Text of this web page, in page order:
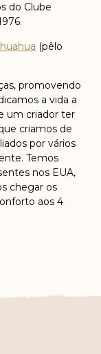
do Clube
(pêlo
promovendo
a vida a
um criador ter
criamos de
por vários
Temos
nos EUA,
chegar os
aos 4